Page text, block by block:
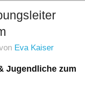
Eva Kaiser
Jugendliche zum